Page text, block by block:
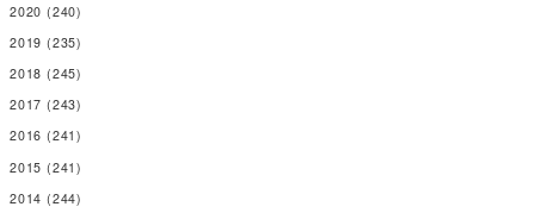
2020 (240)
2019 (235)
2018 (245)
2017 (243)
2016 (241)
2015 (241)
2014 (244)